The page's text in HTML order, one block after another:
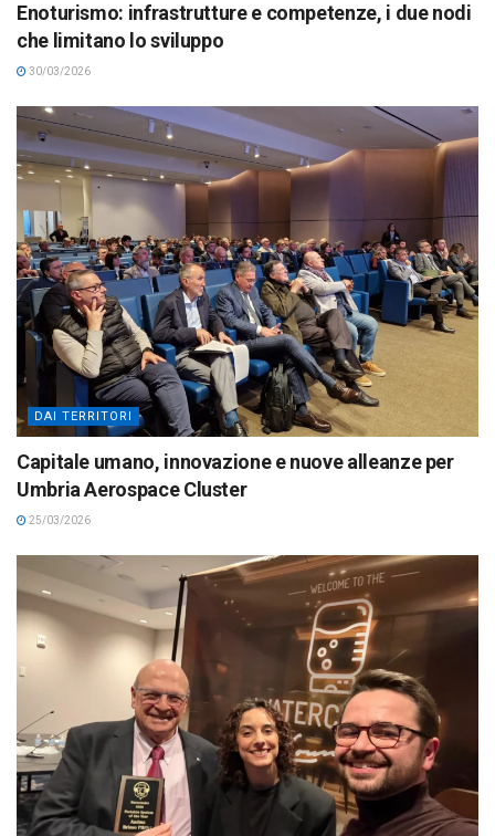
Enoturismo: infrastrutture e competenze, i due nodi
che limitano lo sviluppo
30/03/2026
DAI TERRITORI
Capitale umano, innovazione e nuove alleanze per
Umbria Aerospace Cluster
25/03/2026